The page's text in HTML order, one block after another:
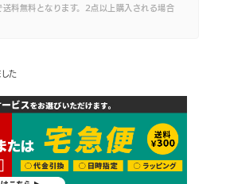
料無料となります。2点以上購入される場合
た